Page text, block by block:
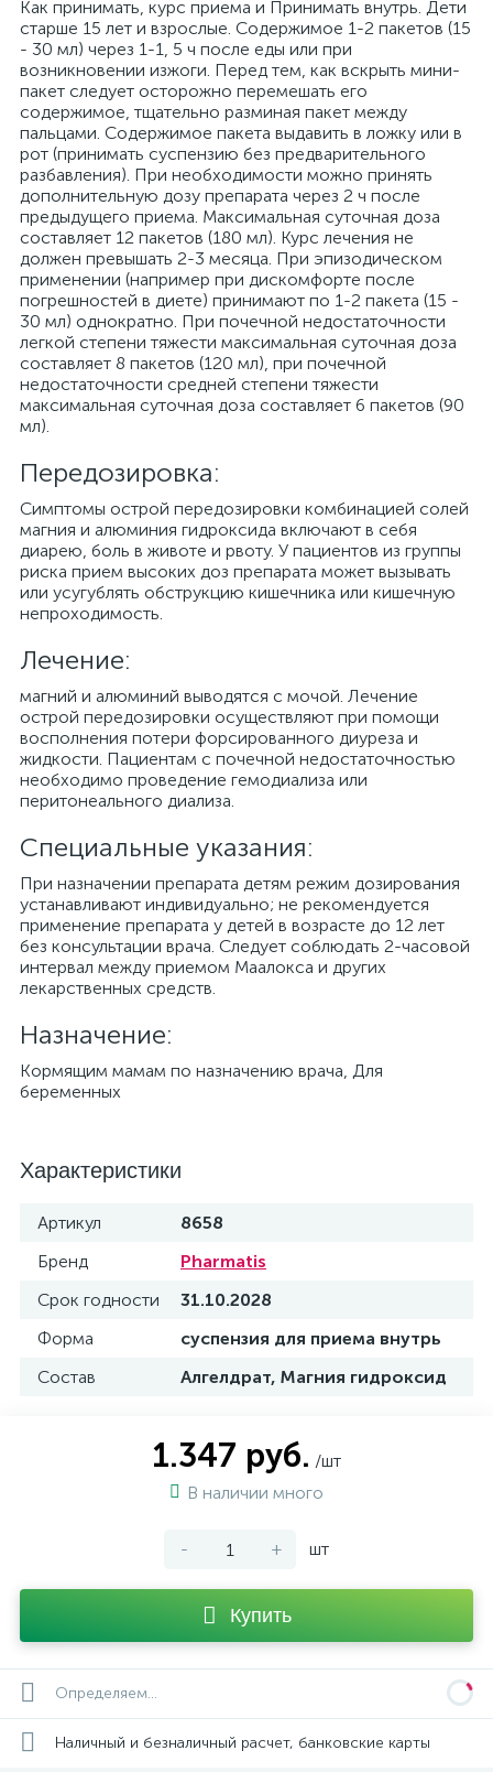
Как принимать, курс приема и Принимать внутрь. Дети
старше 15 лет и взрослые. Содержимое 1-2 пакетов (15
- 30 мл) через 1-1, 5 ч после еды или при
возникновении изжоги. Перед тем, как вскрыть мини-
пакет следует осторожно перемешать его
содержимое, тщательно разминая пакет между
пальцами. Содержимое пакета выдавить в ложку или в
рот (принимать суспензию без предварительного
разбавления). При необходимости можно принять
дополнительную дозу препарата через 2 ч после
предыдущего приема. Максимальная суточная доза
составляет 12 пакетов (180 мл). Курс лечения не
должен превышать 2-3 месяца. При эпизодическом
применении (например при дискомфорте после
погрешностей в диете) принимают по 1-2 пакета (15 -
30 мл) однократно. При почечной недостаточности
легкой степени тяжести максимальная суточная доза
составляет 8 пакетов (120 мл), при почечной
недостаточности средней степени тяжести
максимальная суточная доза составляет 6 пакетов (90
мл).
Передозировка:
Симптомы острой передозировки комбинацией солей
магния и алюминия гидроксида включают в себя
диарею, боль в животе и рвоту. У пациентов из группы
риска прием высоких доз препарата может вызывать
или усугублять обструкцию кишечника или кишечную
непроходимость.
Лечение:
магний и алюминий выводятся с мочой. Лечение
острой передозировки осуществляют при помощи
восполнения потери форсированного диуреза и
жидкости. Пациентам с почечной недостаточностью
необходимо проведение гемодиализа или
перитонеального диализа.
Специальные указания:
При назначении препарата детям режим дозирования
устанавливают индивидуально; не рекомендуется
применение препарата у детей в возрасте до 12 лет
без консультации врача. Следует соблюдать 2-часовой
интервал между приемом Маалокса и других
лекарственных средств.
Назначение:
Кормящим мамам по назначению врача, Для
беременных
Характеристики
Артикул
8658
Бренд
Pharmatis
Срок годности
31.10.2028
Форма
суспензия для приема внутрь
Состав
Алгелдрат, Магния гидроксид
1.347 руб. /шт
В наличии много
- + шт
Купить
Определяем...
Наличный и безналичный расчет, банковские карты